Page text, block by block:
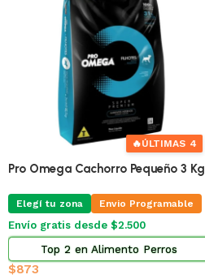
🔥ÚLTIMAS 4
Pro Omega Cachorro Pequeño 3 Kg
Elegí tu zona Envio Programable
Envío gratis desde $2.500
Top 2 en Alimento Perros
$873